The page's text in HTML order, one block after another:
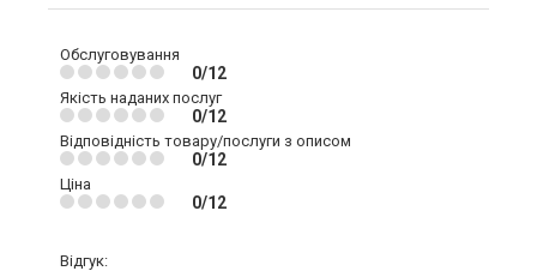
Обслуговування
0/12
Якість наданих послуг
0/12
Відповідність товару/послуги з описом
0/12
Ціна
0/12
Відгук: